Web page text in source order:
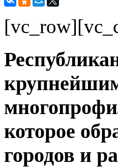
которое
городов и